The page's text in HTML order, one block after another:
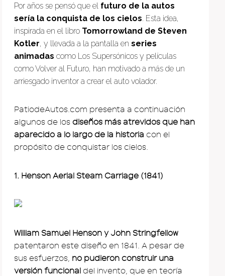
Por años se pensó que el futuro de la autos
sería la conquista de los cielos. Esta idea,
inspirada en el libro Tomorrowland de Steven
Kotler, y llevada a la pantalla en series
animadas como Los Supersónicos y películas
como Volver al Futuro, han motivado a más de un
arriesgado inventor a crear el auto volador.
PatiodeAutos.com presenta a continuación
algunos de los diseños más atrevidos que han
aparecido a lo largo de la historia con el
propósito de conquistar los cielos.
1. Henson Aerial Steam Carriage (1841)
William Samuel Henson y John Stringfellow
patentaron este diseño en 1841. A pesar de
sus esfuerzos, no pudieron construir una
versión funcional del invento, que en teoría